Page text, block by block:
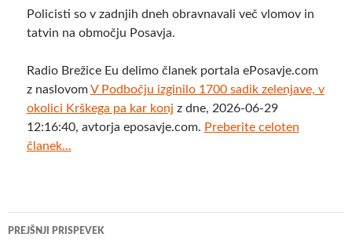
Policisti so v zadnjih dneh obravnavali več vlomov in
tatvin na območju Posavja.
Radio Brežice Eu delimo članek portala ePosavje.com
z naslovomV Podbočju izginilo 1700 sadik zelenjave, v
okolici Krškega pa kar konj z dne, 2026-06-29
12:16:40, avtorja eposavje.com. Preberite celoten
članek...
Krmarjenje
PREJŠNJI PRISPEVEK